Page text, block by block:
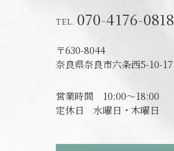
070-4176-0818
〒630-8044
奈良県奈良市六条西5-10-17
営業時間 10:00～18:00
定休日 水曜日・木曜日